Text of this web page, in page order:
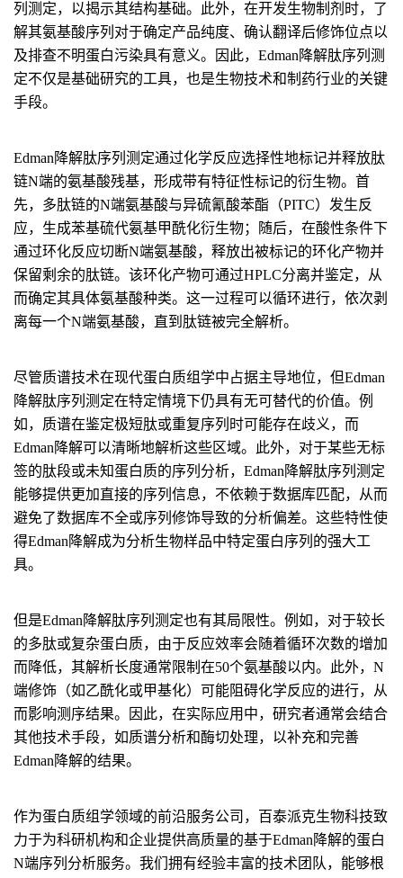
列测定，以揭示其结构基础。此外，在开发生物制剂时，了
解其氨基酸序列对于确定产品纯度、确认翻译后修饰位点以
及排查不明蛋白污染具有意义。因此，Edman降解肽序列测
定不仅是基础研究的工具，也是生物技术和制药行业的关键
手段。
Edman降解肽序列测定通过化学反应选择性地标记并释放肽
链N端的氨基酸残基，形成带有特征性标记的衍生物。首
先，多肽链的N端氨基酸与异硫氰酸苯酯（PITC）发生反
应，生成苯基硫代氨基甲酰化衍生物；随后，在酸性条件下
通过环化反应切断N端氨基酸，释放出被标记的环化产物并
保留剩余的肽链。该环化产物可通过HPLC分离并鉴定，从
而确定其具体氨基酸种类。这一过程可以循环进行，依次剥
离每一个N端氨基酸，直到肽链被完全解析。
尽管质谱技术在现代蛋白质组学中占据主导地位，但Edman
降解肽序列测定在特定情境下仍具有无可替代的价值。例
如，质谱在鉴定极短肽或重复序列时可能存在歧义，而
Edman降解可以清晰地解析这些区域。此外，对于某些无标
签的肽段或未知蛋白质的序列分析，Edman降解肽序列测定
能够提供更加直接的序列信息，不依赖于数据库匹配，从而
避免了数据库不全或序列修饰导致的分析偏差。这些特性使
得Edman降解成为分析生物样品中特定蛋白序列的强大工
具。
但是Edman降解肽序列测定也有其局限性。例如，对于较长
的多肽或复杂蛋白质，由于反应效率会随着循环次数的增加
而降低，其解析长度通常限制在50个氨基酸以内。此外，N
端修饰（如乙酰化或甲基化）可能阻碍化学反应的进行，从
而影响测序结果。因此，在实际应用中，研究者通常会结合
其他技术手段，如质谱分析和酶切处理，以补充和完善
Edman降解的结果。
作为蛋白质组学领域的前沿服务公司，百泰派克生物科技致
力于为科研机构和企业提供高质量的基于Edman降解的蛋白
N端序列分析服务。我们拥有经验丰富的技术团队，能够根